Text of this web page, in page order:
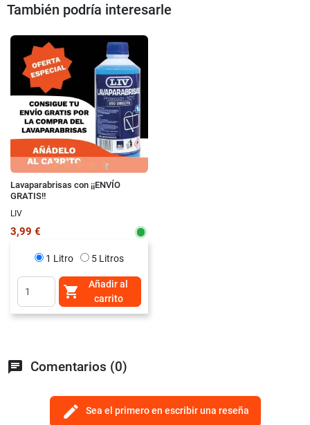
También podría interesarle
Lavaparabrisas con ¡¡ENVÍO
GRATIS!!
LIV
3,99 €
1 Litro 5 Litros

Añadir al
carrito
chat Comentarios (0)
edit Sea el primero en escribir una reseña